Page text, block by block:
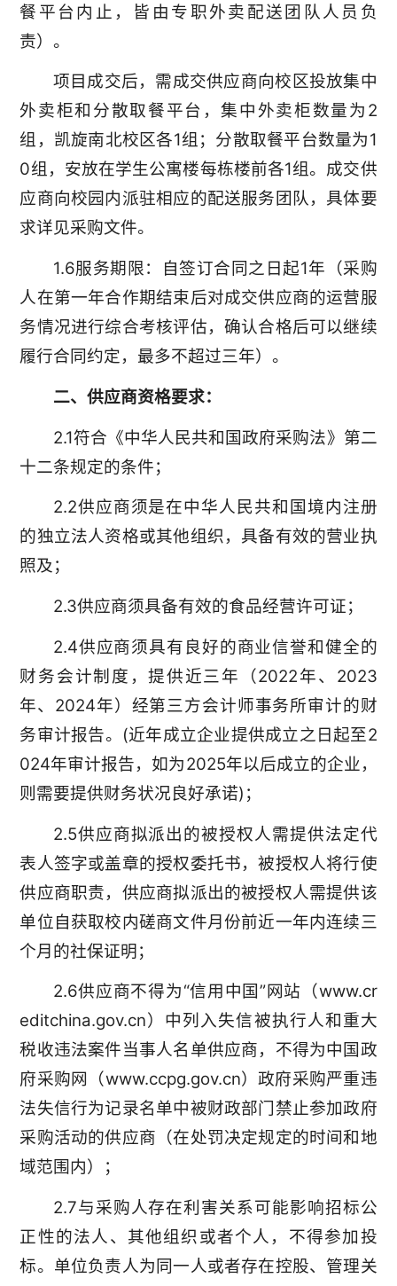
餐平台内止，皆由专职外卖配送团队人员负
责）。
项目成交后，需成交供应商向校区投放集中
外卖柜和分散取餐平台，集中外卖柜数量为2
组，凯旋南北校区各1组；分散取餐平台数量为1
0组，安放在学生公寓楼每栋楼前各1组。成交供
应商向校园内派驻相应的配送服务团队，具体要
求详见采购文件。
1.6服务期限：自签订合同之日起1年（采购
人在第一年合作期结束后对成交供应商的运营服
务情况进行综合考核评估，确认合格后可以继续
履行合同约定，最多不超过三年）。
二、供应商资格要求：
2.1符合《中华人民共和国政府采购法》第二
十二条规定的条件；
2.2供应商须是在中华人民共和国境内注册
的独立法人资格或其他组织，具备有效的营业执
照及；
2.3供应商须具备有效的食品经营许可证；
2.4供应商须具有良好的商业信誉和健全的
财务会计制度，提供近三年（2022年、2023
年、2024年）经第三方会计师事务所审计的财
务审计报告。(近年成立企业提供成立之日起至2
024年审计报告，如为2025年以后成立的企业，
则需要提供财务状况良好承诺)；
2.5供应商拟派出的被授权人需提供法定代
表人签字或盖章的授权委托书，被授权人将行使
供应商职责，供应商拟派出的被授权人需提供该
单位自获取校内磋商文件月份前近一年内连续三
个月的社保证明；
2.6供应商不得为“信用中国”网站（www.cr
editchina.gov.cn）中列入失信被执行人和重大
税收违法案件当事人名单供应商，不得为中国政
府采购网（www.ccpg.gov.cn）政府采购严重违
法失信行为记录名单中被财政部门禁止参加政府
采购活动的供应商（在处罚决定规定的时间和地
域范围内）；
2.7与采购人存在利害关系可能影响招标公
正性的法人、其他组织或者个人，不得参加投
标。单位负责人为同一人或者存在控股、管理关